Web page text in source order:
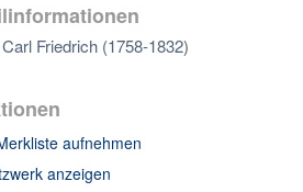
Friedrich (1758-1832)
aufnehmen
anzeigen